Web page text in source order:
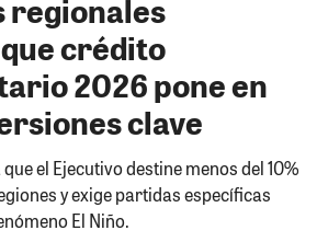
regionales
crédito
2026 pone en
clave
el Ejecutivo destine menos del 10%
y exige partidas específicas
El Niño.